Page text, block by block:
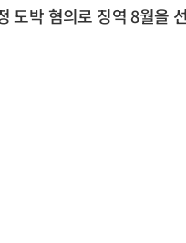
도박 혐의로 징역 8월을